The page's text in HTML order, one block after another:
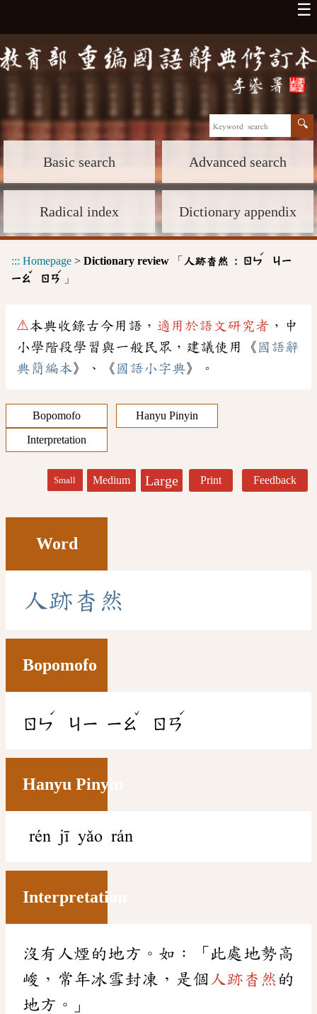
☰
Basic search Advanced search
Radical index Dictionary appendix
::: Homepage > Dictionary review 「 人跡杳然 : ㄖㄣ
ˊ
ㄐㄧ
ㄧㄠ
ˇ
ㄖㄢ
ˊ
」
⚠本典收錄古今用語， 適用於語文研究者 ，中
小學階段學習與一般民眾，建議使用《 國語辭
典簡編本》、《 國語小字典》。
Bopomofo
Hanyu Pinyin
Interpretation
Small Medium Large Print Feedback
Word
人跡杳 然
Bopomofo
ㄖㄣ
ˊ
ㄐㄧ ㄧㄠ
ˇ
ㄖㄢ
ˊ
Hanyu Pinyin
rén jī yǎo rán
Interpretation
沒有人煙的地方。如：「此處地勢高
峻，常年冰雪封凍，是個 人跡杳然 的
地方。」